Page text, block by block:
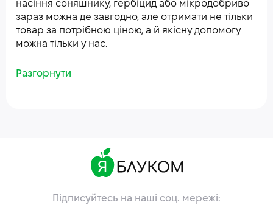
насіння соняшнику, гербіцид або мікродобриво
зараз можна де завгодно, але отримати не тільки
товар за потрібною ціною, а й якісну допомогу
можна тільки у нас.
Разгорнути
Підписуйтесь на наші соц. мережі: